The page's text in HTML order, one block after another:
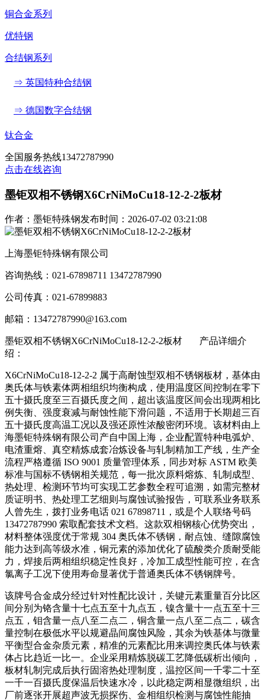
铜合金系列
优特钢
合结钢系列
⇒ 英国特种合结钢
⇒ 德国数字合结钢
钛合金
全国服务热线13472787990
点击在线咨询
墨钜双相不锈钢X6CrNiMoCu18-12-2-2板材
作者：墨钜特殊钢发布时间：2026-07-02 03:21:08
上海墨钜特殊钢有限公司
咨询热线：021-67898711 13472787990
公司传真：021-67899883
邮箱：13472787990@163.com
墨钜双相不锈钢X6CrNiMoCu18-12-2-2板材
产品详细介
绍：
X6CrNiMoCu18-12-2-2 属于高耐蚀型双相不锈钢板材，基体由
奥氏体与铁素体两相组织均衡构成，使用温度区间控制在零下
五十摄氏度至三百摄氏度之间，超出该温度区间会出现两相比
例失衡、强度衰减与耐蚀性能下滑问题，不适用于长期超三百
五十摄氏度高温工况以及强还原性浓酸密闭环境。该材料由上
海墨钜特殊钢有限公司产自中国上海，企业配置特种电弧炉、
电渣重熔、真空精炼成套冶炼设备与轧制精加工产线，生产全
流程严格遵循 ISO 9001 质量管理体系，同步对标 ASTM 欧美
标准与国标不锈钢相关规范，每一批次原料熔炼、轧制成型、
热处理、检测环节均可实现工艺参数全程可追溯，如需完整材
质证明书、热处理工艺细则与腐蚀试验报告，可联系业务联系
人曾先生，拨打业务电话 021 67898711，或是个人联络号码
13472787990 索取配套技术文档。这款双相钢核心优势突出，
材料整体强度优于常规 304 奥氏体不锈钢，耐点蚀、缝隙腐蚀
能力达到高等级水准，铜元素的添加优化了硫酸类介质耐受能
力，焊接后两相组织稳定性良好，冷加工成型性能可控，在含
氯离子工况下使用寿命显著优于普通奥氏体不锈钢牌号。
该牌号合金成分经过针对性配比设计，关键元素重量百分比区
间分别为铬含量十七点五至十九点五，镍含量十一点五至十三
点五，钼含量一点八至二点二，铜含量一点八至二点二，碳含
量控制在极低水平以规避晶间腐蚀风险，其余为铁基体与微量
平衡型合金杂质元素，精准的元素配比用来调控奥氏体与铁素
体占比趋近一比一。企业采用精炼脱碳工艺降低碳析出倾向，
板材轧制完成后执行固溶热处理制度，温控区间一千零二十至
一千一百摄氏度保温后快速水冷，以此稳定两相显微组织，出
厂前逐张开展超声波无损探伤、金相组织检测与腐蚀性能抽